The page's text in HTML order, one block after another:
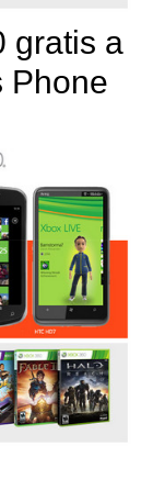
gratis a
Phone